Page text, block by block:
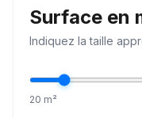
Surface en
Indiquez lataille
20 m²